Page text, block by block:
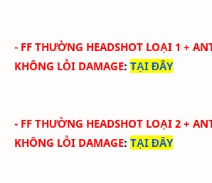
- FF THƯỜNG HEADSHOT LOẠI 1 +
KHÔNG LỖI DAMAGE: TẠI ĐÂY
- FF THƯỜNG HEADSHOT LOẠI 2 +
KHÔNG LỖI DAMAGE: TẠI ĐÂY